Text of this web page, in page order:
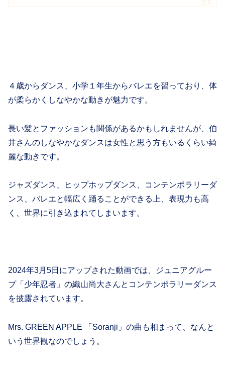
４歳からダンス、小学１年生からバレエを習っており、体
が柔らかくしなやかな動きが魅力です。
長い髪とファッションも関係があるかもしれませんが、伯
井さんのしなやかなダンスは女性と思う方もいるくらい綺
麗な動きです。
ジャズダンス、ヒップホップダンス、コンテンポラリーダ
ンス、バレエと幅広く踊ることができる上、表現力も高
く、世界に引き込まれてしまいます。
2024年3月5日にアップされた動画では、ジュニアグルー
プ「少年忍者」の織山尚大さんとコンテンポラリーダンス
を披露されています。
Mrs. GREEN APPLE 「Soranji」の曲も相まって、なんと
いう世界観なのでしょう。